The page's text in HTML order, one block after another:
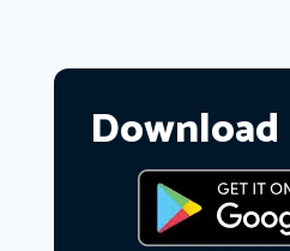
Download